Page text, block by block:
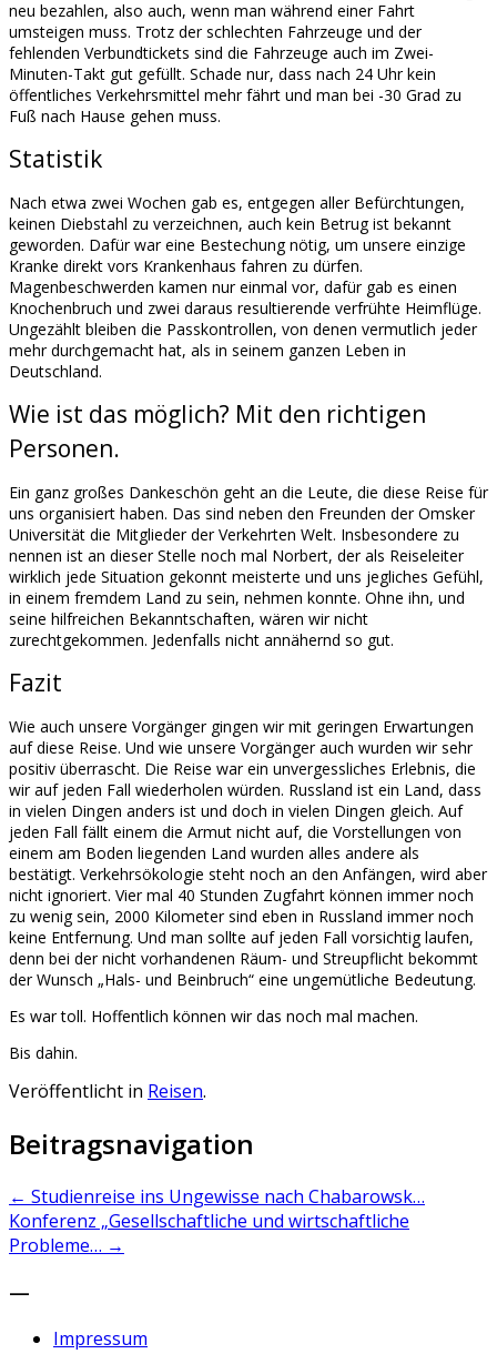
neu bezahlen, also auch, wenn man während einer Fahrt
umsteigen muss. Trotz der schlechten Fahrzeuge und der
fehlenden Verbundtickets sind die Fahrzeuge auch im Zwei-
Minuten-Takt gut gefüllt. Schade nur, dass nach 24 Uhr kein
öffentliches Verkehrsmittel mehr fährt und man bei -30 Grad zu
Fuß nach Hause gehen muss.
Statistik
Nach etwa zwei Wochen gab es, entgegen aller Befürchtungen,
keinen Diebstahl zu verzeichnen, auch kein Betrug ist bekannt
geworden. Dafür war eine Bestechung nötig, um unsere einzige
Kranke direkt vors Krankenhaus fahren zu dürfen.
Magenbeschwerden kamen nur einmal vor, dafür gab es einen
Knochenbruch und zwei daraus resultierende verfrühte Heimflüge.
Ungezählt bleiben die Passkontrollen, von denen vermutlich jeder
mehr durchgemacht hat, als in seinem ganzen Leben in
Deutschland.
Wie ist das möglich? Mit den richtigen
Personen.
Ein ganz großes Dankeschön geht an die Leute, die diese Reise für
uns organisiert haben. Das sind neben den Freunden der Omsker
Universität die Mitglieder der Verkehrten Welt. Insbesondere zu
nennen ist an dieser Stelle noch mal Norbert, der als Reiseleiter
wirklich jede Situation gekonnt meisterte und uns jegliches Gefühl,
in einem fremdem Land zu sein, nehmen konnte. Ohne ihn, und
seine hilfreichen Bekanntschaften, wären wir nicht
zurechtgekommen. Jedenfalls nicht annähernd so gut.
Fazit
Wie auch unsere Vorgänger gingen wir mit geringen Erwartungen
auf diese Reise. Und wie unsere Vorgänger auch wurden wir sehr
positiv überrascht. Die Reise war ein unvergessliches Erlebnis, die
wir auf jeden Fall wiederholen würden. Russland ist ein Land, dass
in vielen Dingen anders ist und doch in vielen Dingen gleich. Auf
jeden Fall fällt einem die Armut nicht auf, die Vorstellungen von
einem am Boden liegenden Land wurden alles andere als
bestätigt. Verkehrsökologie steht noch an den Anfängen, wird aber
nicht ignoriert. Vier mal 40 Stunden Zugfahrt können immer noch
zu wenig sein, 2000 Kilometer sind eben in Russland immer noch
keine Entfernung. Und man sollte auf jeden Fall vorsichtig laufen,
denn bei der nicht vorhandenen Räum- und Streupflicht bekommt
der Wunsch „Hals- und Beinbruch“ eine ungemütliche Bedeutung.
Es war toll. Hoffentlich können wir das noch mal machen.
Bis dahin.
Veröffentlicht in Reisen.
Beitragsnavigation
← Studienreise ins Ungewisse nach Chabarowsk…
Konferenz „Gesellschaftliche und wirtschaftliche
Probleme… →
—
Impressum